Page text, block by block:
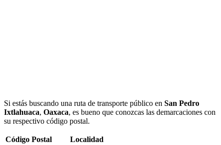
Si estás buscando una ruta de transporte público en San Pedro
Ixtlahuaca, Oaxaca, es bueno que conozcas las demarcaciones con
su respectivo código postal.
Código Postal
Localidad